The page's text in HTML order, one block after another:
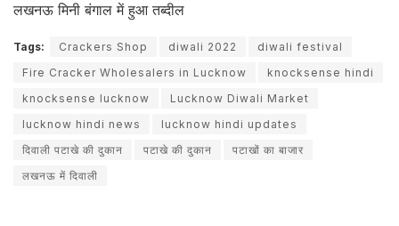
लखनऊ मिनी बंगाल में हुआ तब्दील
Tags: Crackers Shop diwali 2022
diwali festival
Fire Cracker Wholesalers in Lucknow
knocksense hindi
knocksense lucknow
Lucknow Diwali Market
lucknow hindi news
lucknow hindi updates
दिवाली पटाखे की दुकान
पटाखे की दुकान
पटाखों का बाजार
लखनऊ में दिवाली